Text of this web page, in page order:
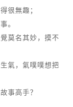
很無趣；
。
莫名其妙，摸不
氣，氣噗噗想把
事高手？